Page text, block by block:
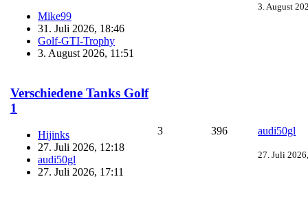
Mike99
31. Juli 2026, 18:46
Golf-GTI-Trophy
3. August 2026, 11:51
3. August
Verschiedene Tanks Golf
1
Hijinks
27. Juli 2026, 12:18
audi50gl
27. Juli 2026, 17:11
3 396 audi50gl
27. Juli